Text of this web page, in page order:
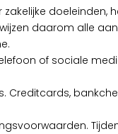
doeleinden,
daarom alle
of sociale